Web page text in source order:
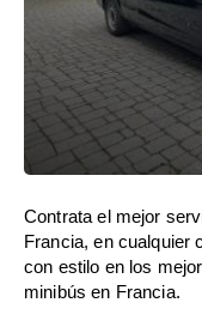
Contrata el mejor
Francia, en cualquier
con estilo en los
minibús en Francia.